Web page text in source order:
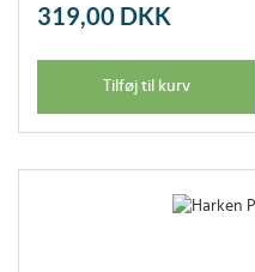
319,00 DKK
Tilføj til kurv